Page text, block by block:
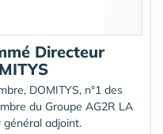
Directeur
DOMITYS, n°1 des
du Groupe AG2R LA
général adjoint.